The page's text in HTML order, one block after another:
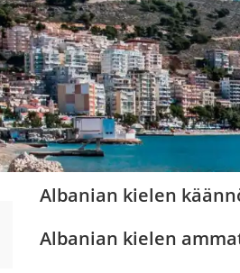
Albanian kielen
Albanian kielen